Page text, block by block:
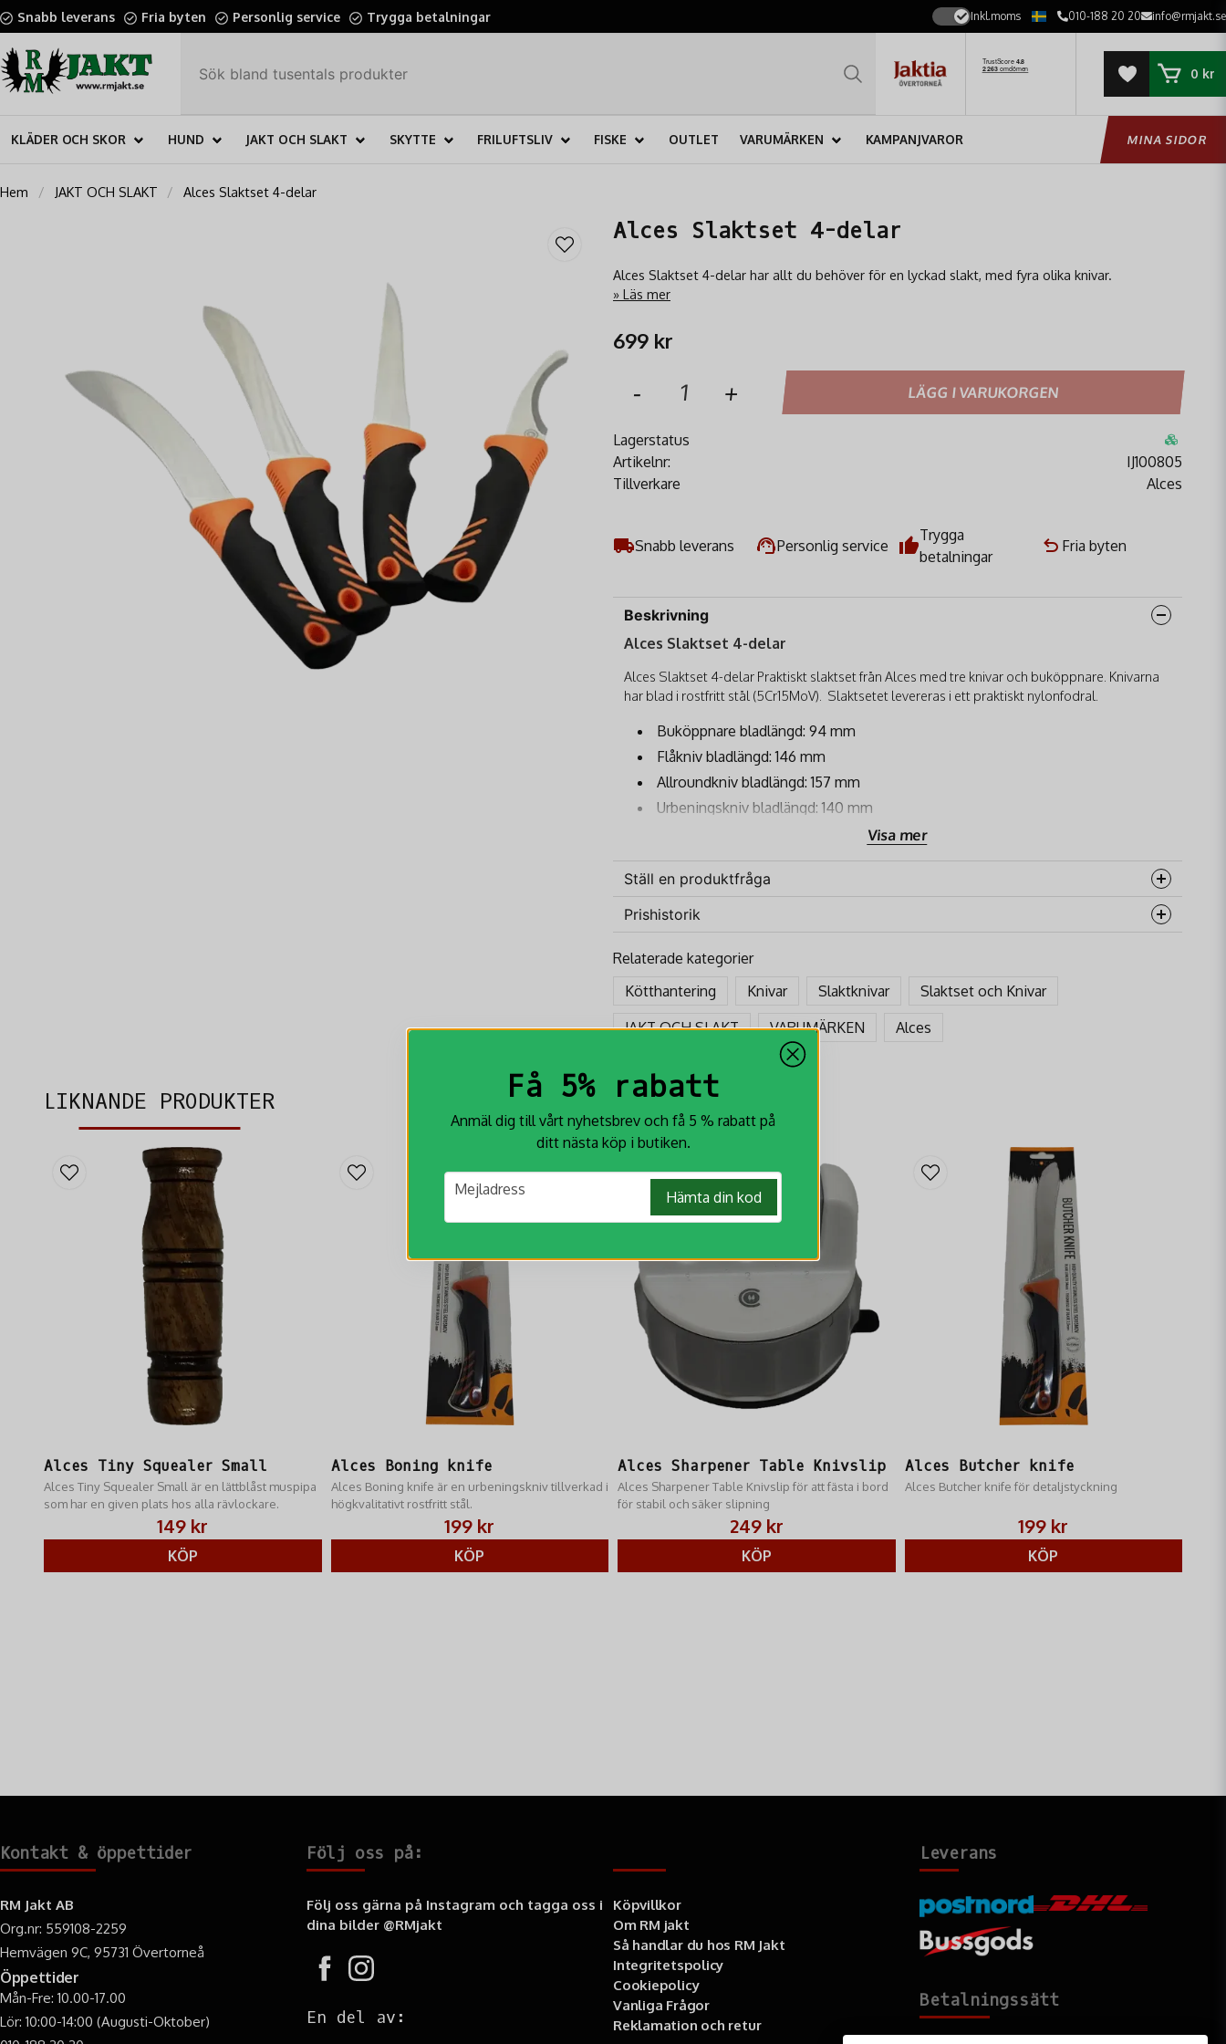
Snabb leverans Fria byten Personlig service Trygga betalningar Inkl.moms 010-188 20 20 info@rmjakt.se
0 kr
KLÄDER OCH SKOR HUND JAKT OCH SLAKT SKYTTE FRILUFTSLIV FISKE OUTLET VARUMÄRKEN KAMPANJVAROR MINA SIDOR
Hem JAKT OCH SLAKT Alces Slaktset 4-delar
Alces Slaktset 4-delar
Alces Slaktset 4-delar har allt du behöver för en lyckad slakt, med fyra olika knivar.
Läs mer
699 kr
- + LÄGG I VARUKORGEN
Lagerstatus
Artikelnr:
IJ100805
Tillverkare
Alces
Snabb leverans Personlig service
Trygga
betalningar
Fria byten
Beskrivning
Alces Slaktset 4-delar
Alces Slaktset 4-delar Praktiskt slaktset från Alces med tre knivar och buköppnare. Knivarna
har blad i rostfritt stål (5Cr15MoV). Slaktsetet levereras i ett praktiskt nylonfodral.
Buköppnare bladlängd: 94 mm
Flåkniv bladlängd: 146 mm
Allroundkniv bladlängd: 157 mm
Urbeningskniv bladlängd: 140 mm
Visa mer
Ställ en produktfråga
question
Fråga oss något om denna produkten...
Namn Mejladress
Skicka fråga
Prishistorik
Relaterade kategorier
Kötthantering
Knivar Slaktknivar
Slaktset och Knivar
JAKT OCH SLAKT
VARUMÄRKEN Alces
LIKNANDE PRODUKTER
Alces Tiny Squealer Small
Alces Tiny Squealer Small är en lättblåst muspipa
som har en given plats hos alla rävlockare.
149 kr
KÖP
Alces Boning knife
Alces Boning knife är en urbeningskniv tillverkad i
högkvalitativt rostfritt stål.
199 kr
KÖP
Alces Sharpener Table Knivslip
Alces Sharpener Table Knivslip för att fästa i bord
för stabil och säker slipning
249 kr
KÖP
Alces Butcher knife
Alces Butcher knife för detaljstyckning
199 kr
KÖP
Få 5% rabatt
Anmäl dig till vårt nyhetsbrev och få 5 % rabatt på
ditt nästa köp i butiken.
email
Mejladress Hämta din kod
Kontakt & öppettider
RM Jakt AB
Org.nr: 559108-2259
Hemvägen 9C, 95731 Övertorneå
Öppettider
Mån-Fre: 10.00-17.00
Lör: 10:00-14:00 (Augusti-Oktober)
Följ oss på:
Följ oss gärna på Instagram och tagga oss i
dina bilder @RMjakt
En del av:
Köpvillkor
Om RM jakt
Så handlar du hos RM Jakt
Integritetspolicy
Cookiepolicy
Vanliga Frågor
Reklamation och retur
Leverans
Betalningssätt